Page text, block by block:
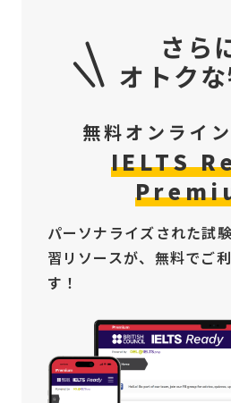
さら
オトク
無料オンライ
IELTS
パーソナライズされた試
習リソースが、無料でご
す！